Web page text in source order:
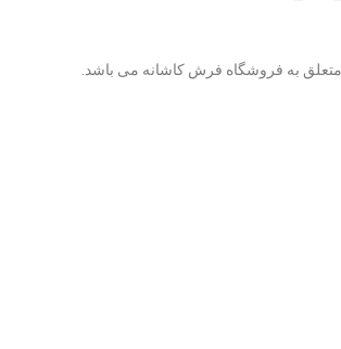
به فروشگاه فرش کاشانه می باشد.